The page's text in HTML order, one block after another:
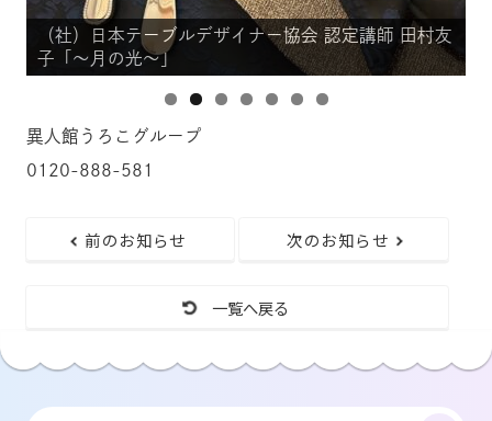
村友
（社）日本テーブルデザイナー協会 認定講師 田村友
子「～月の光～」
異人館うろこグループ
0120-888-581
前のお知らせ 次のお知らせ
一覧へ戻る